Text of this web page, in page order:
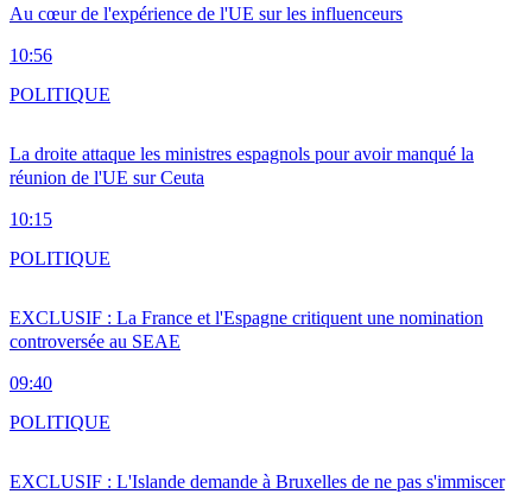
Au cœur de l'expérience de l'UE sur les influenceurs
10:56
La droite attaque les ministres espagnols pour avoir manqué la
réunion de l'UE sur Ceuta
10:15
POLITIQUE
EXCLUSIF : La France et l'Espagne critiquent une nomination
controversée au SEAE
09:40
POLITIQUE
EXCLUSIF : L'Islande demande à Bruxelles de ne pas s'immiscer
POLITIQUE